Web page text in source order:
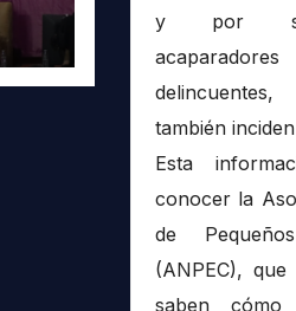
y por
también
Esta
conocer la
de
(ANPEC),
saben cómo